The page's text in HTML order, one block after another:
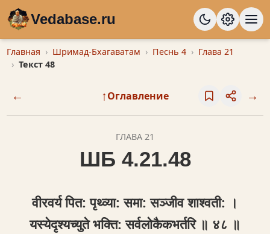
Vedabase.ru
Главная Шримад-Бхагаватам Песнь 4
Глава 21
Текст 48
← ↑Оглавление →
ГЛАВА 21
ШБ 4.21.48
वीरवर्य पित: पृथ्व्या: समा: सञ्जीव शाश्वती: ।
यस्येद‍ृश्यच्युते भक्ति: सर्वलोकैकभर्तरि ॥ ४८ ॥